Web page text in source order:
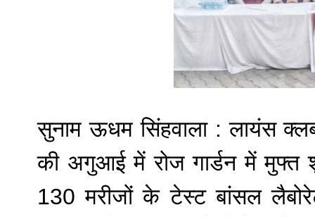
सुनाम ऊधम सिंहवाला : लायंस
की अगुआई में रोज गार्डन में
130 मरीजों के टेस्ट बांसल